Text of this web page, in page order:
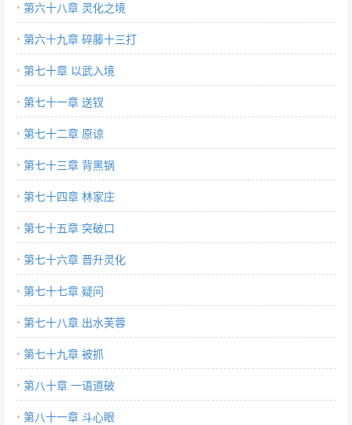
第六十八章 灵化之境
第六十九章 碎藤十三打
第七十章 以武入境
第七十一章 送钗
第七十二章 原谅
第七十三章 背黑锅
第七十四章 林家庄
第七十五章 突破口
第七十六章 晋升灵化
第七十七章 疑问
第七十八章 出水芙蓉
第七十九章 被抓
第八十章 一语道破
第八十一章 斗心眼